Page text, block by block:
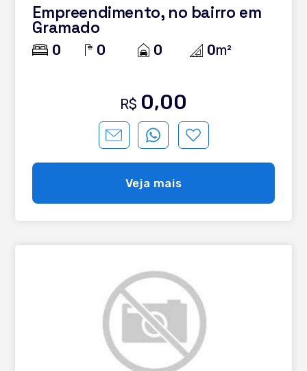
Empreendimento, no bairro em
Gramado
0 0 0 0m²
R$ 0,00
Veja mais